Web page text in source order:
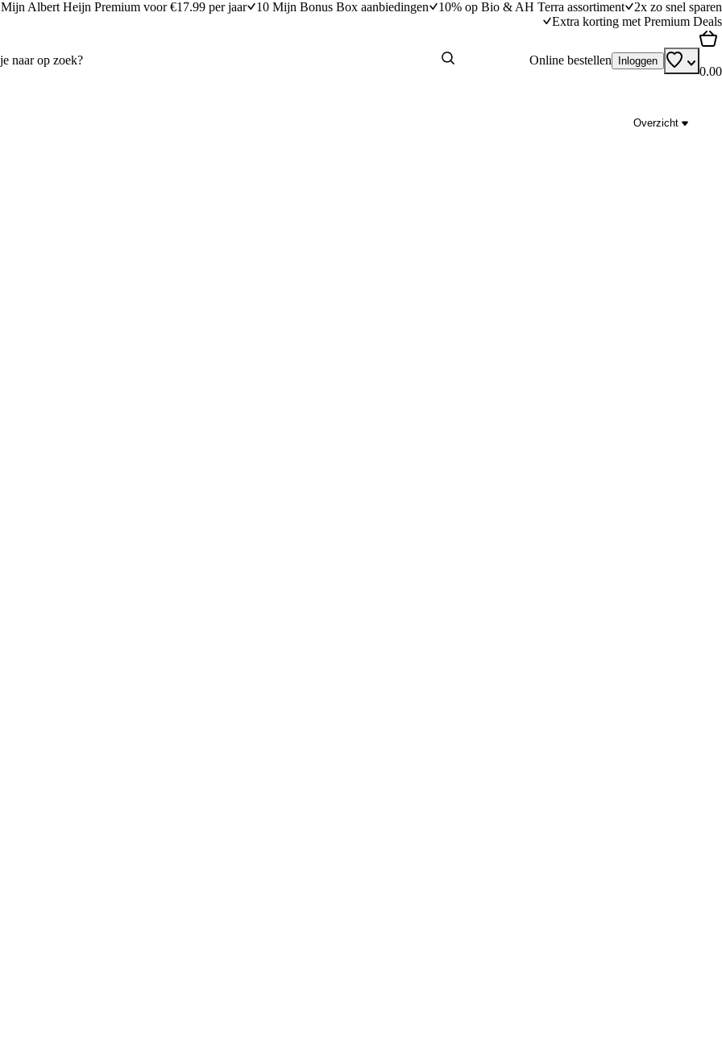
Mijn Albert Heijn Premium voor €17.99 per jaar 10 Mijn Bonus Box aanbiedingen 10% op Bio & AH Terra assortiment
2x zo snel sparen
Extra korting met Premium Deals
Online bestellen Inloggen
0.00
Overzicht